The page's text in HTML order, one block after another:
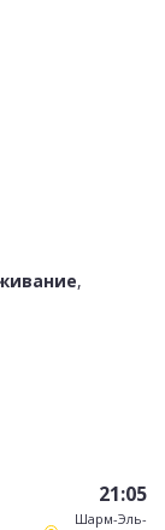
,
21:05
Шарм-Эль-